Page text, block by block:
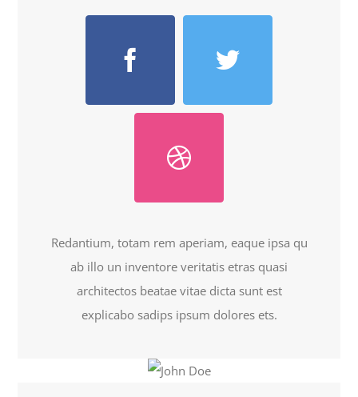
Redantium, totam rem aperiam, eaque ipsa qu
ab illo un inventore veritatis etras quasi
architectos beatae vitae dicta sunt est
explicabo sadips ipsum dolores ets.